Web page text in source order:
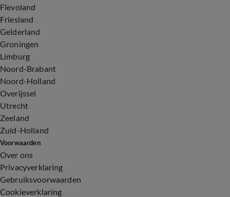
Flevoland
Friesland
Gelderland
Groningen
Limburg
Noord-Brabant
Noord-Holland
Overijssel
Utrecht
Zeeland
Zuid-Holland
Voorwaarden
Over ons
Privacyverklaring
Gebruiksvoorwaarden
Cookieverklaring